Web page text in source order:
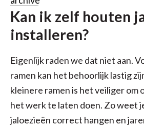
Kan ik zelf houten
installeren?
Eigenlijk raden we dat niet aan.
ramen kan het behoorlijk lastig
kleinere ramen is het veiliger om
het werk te laten doen. Zo weet
jaloezieën correct hangen en